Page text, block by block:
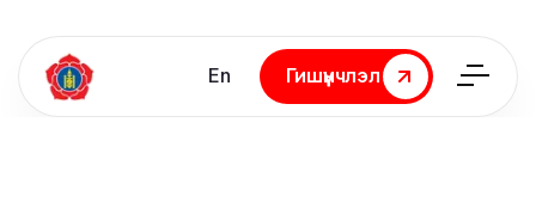
En
Гишүүнчлэл
Гишүүнчлэл